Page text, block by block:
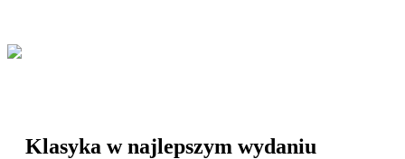
Klasyka w najlepszym wydaniu